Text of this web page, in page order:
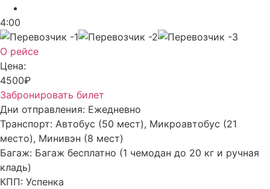
4:00
О рейсе
Цена:
4500₽
Забронировать билет
Дни отправления: Ежедневно
Транспорт: Автобус (50 мест), Микроавтобус (21
место), Минивэн (8 мест)
Багаж: Багаж бесплатно (1 чемодан до 20 кг и ручная
кладь)
КПП: Успенка